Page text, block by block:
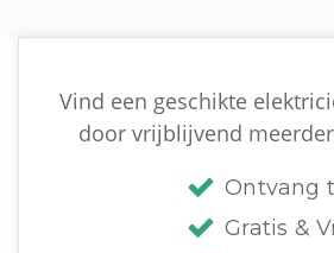
Vind een geschikte
door vrijblijvend
Ontvang
Gratis &